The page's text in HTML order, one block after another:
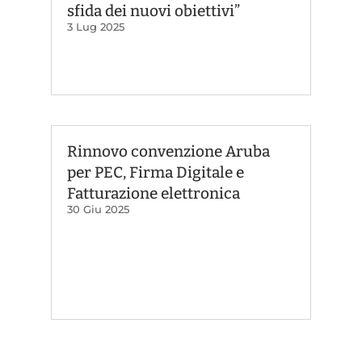
sfida dei nuovi obiettivi”
3 Lug 2025
Rinnovo convenzione Aruba
per PEC, Firma Digitale e
Fatturazione elettronica
30 Giu 2025